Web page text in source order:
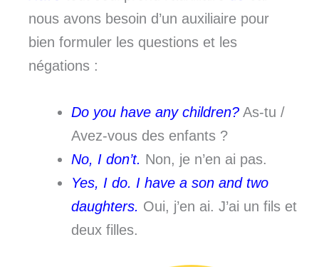
nous avons besoin d’un auxiliaire pour
bien formuler les questions et les
négations :
Do you have any children? As-tu /
Avez-vous des enfants ?
No, I don’t. Non, je n’en ai pas.
Yes, I do. I have a son and two
daughters. Oui, j’en ai. J’ai un fils et
deux filles.